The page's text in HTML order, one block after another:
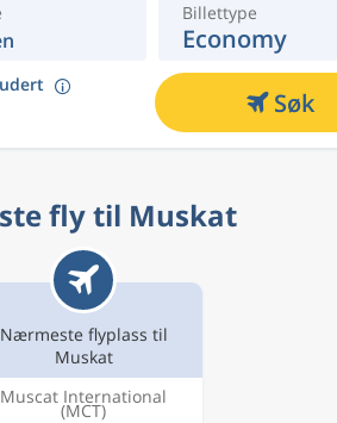
Billettype
Economy
Søk
fly til Muskat
Nærmeste flyplass til
Muskat
Muscat International
(MCT)